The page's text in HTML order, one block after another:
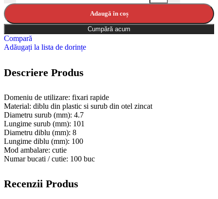
Adaugă în coș
Cumpără acum
Compară
Adăugați la lista de dorințe
Descriere Produs
Domeniu de utilizare: fixari rapide
Material: diblu din plastic si surub din otel zincat
Diametru surub (mm): 4.7
Lungime surub (mm): 101
Diametru diblu (mm): 8
Lungime diblu (mm): 100
Mod ambalare: cutie
Numar bucati / cutie: 100 buc
Recenzii Produs